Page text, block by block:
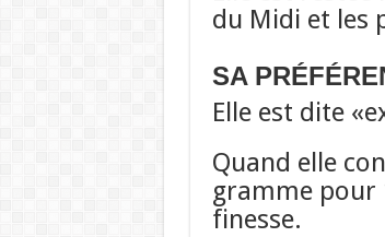
du Midi et les
SA
Elle est dite
Quand elle
gramme pour
finesse.